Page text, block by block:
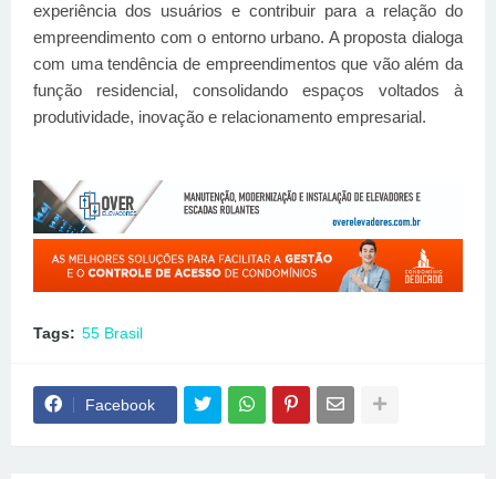
experiência dos usuários e contribuir para a relação do
empreendimento com o entorno urbano. A proposta dialoga
com uma tendência de empreendimentos que vão além da
função residencial, consolidando espaços voltados à
produtividade, inovação e relacionamento empresarial.
Tags: 55 Brasil
Facebook